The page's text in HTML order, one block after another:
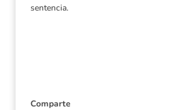
sentencia.
Comparte